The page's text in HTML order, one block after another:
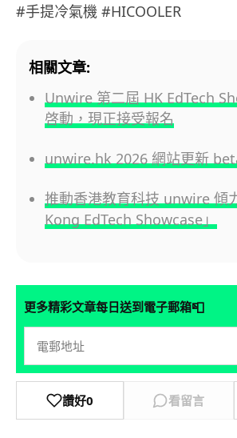
#手提冷氣機 #HICOOLER
相關文章:
Unwire 第二屆 HK EdTech
啓動，現正接受報名
unwire.hk 2026 網站更新
推動香港教育科技 unwire 傾
Kong EdTech Showcase」
更多精彩文章每日送到電子郵箱📮
讚好0 看留言